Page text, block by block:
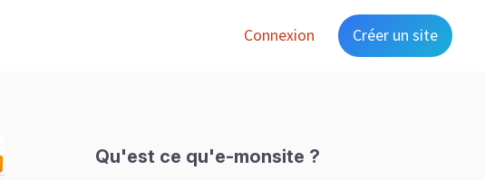
Connexion Créer un site
Qu'est ce qu'e-monsite ?